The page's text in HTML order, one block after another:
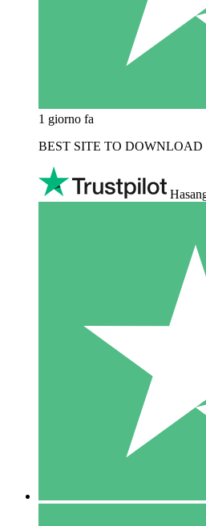
1 giorno fa
BEST SITE TO